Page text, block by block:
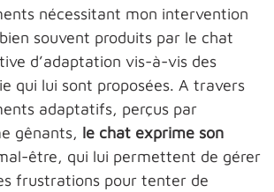
nécessitant mon intervention
souvent produits par le chat
d’adaptation vis-à-vis des
qui lui sont proposées. A travers
adaptatifs, perçus par
gênants, le chat exprime son
être, qui lui permettent de gérer
frustrations pour tenter de